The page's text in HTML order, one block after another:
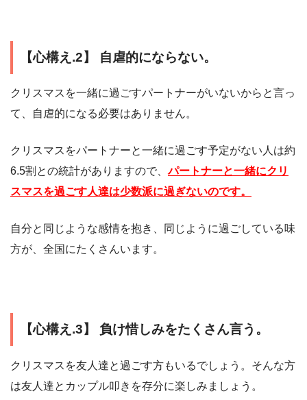
【心構え.2】 自虐的にならない。
クリスマスを一緒に過ごすパートナーがいないからと言っ
て、自虐的になる必要はありません。
クリスマスをパートナーと一緒に過ごす予定がない人は約
6.5割との統計がありますので、パートナーと一緒にクリ
スマスを過ごす人達は少数派に過ぎないのです。
自分と同じような感情を抱き、同じように過ごしている味
方が、全国にたくさんいます。
【心構え.3】 負け惜しみをたくさん言う。
クリスマスを友人達と過ごす方もいるでしょう。そんな方
は友人達とカップル叩きを存分に楽しみましょう。